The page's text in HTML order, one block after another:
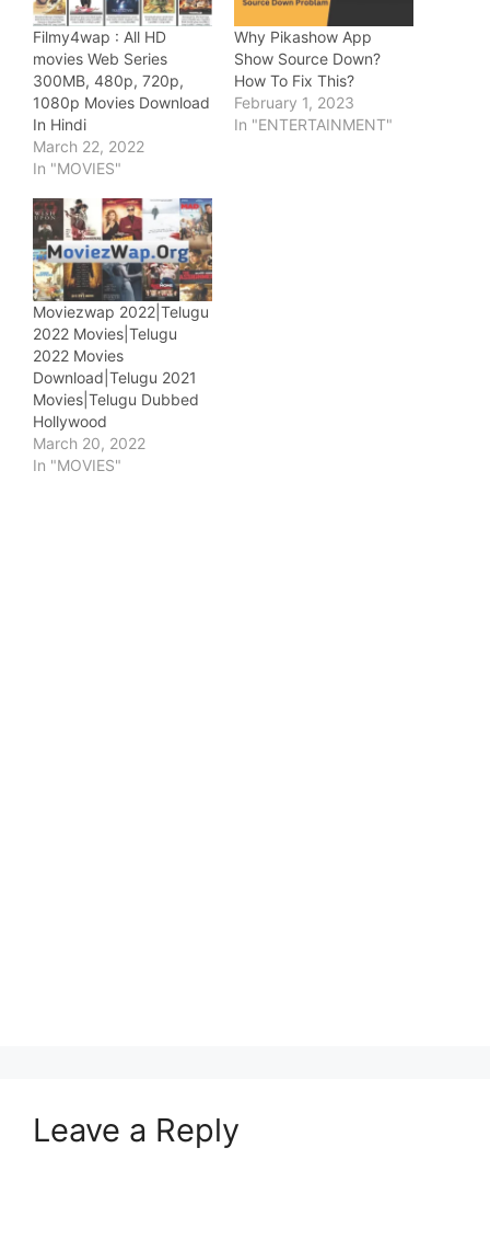
Filmy4wap : All HD
movies Web Series
300MB, 480p, 720p,
1080p Movies Download
In Hindi
March 22, 2022
In "MOVIES"
Why Pikashow App
Show Source Down?
How To Fix This?
February 1, 2023
In "ENTERTAINMENT"
Moviezwap 2022|Telugu
2022 Movies|Telugu
2022 Movies
Download|Telugu 2021
Movies|Telugu Dubbed
Hollywood
March 20, 2022
In "MOVIES"
Leave a Reply